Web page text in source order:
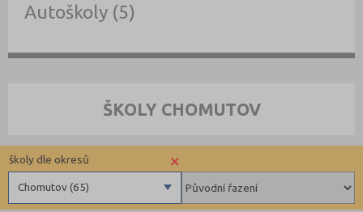
Autoškoly (5)
ŠKOLY CHOMUTOV
×
Chomutov (65)
školy dle okresů